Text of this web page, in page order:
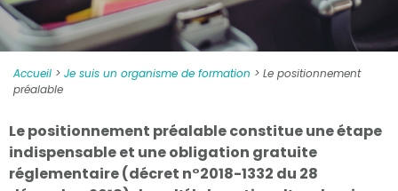
Accueil > Je suis un organisme de formation > Le positionnement
préalable
Le positionnement préalable constitue une étape
indispensable et une obligation gratuite
réglementaire (décret n°2018-1332 du 28